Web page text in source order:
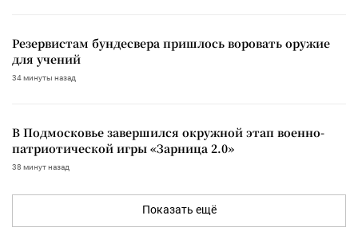
Резервистам бундесвера пришлось воровать оружие
для учений
34 минуты назад
В Подмосковье завершился окружной этап военно-
патриотической игры «Зарница 2.0»
38 минут назад
Показать ещё